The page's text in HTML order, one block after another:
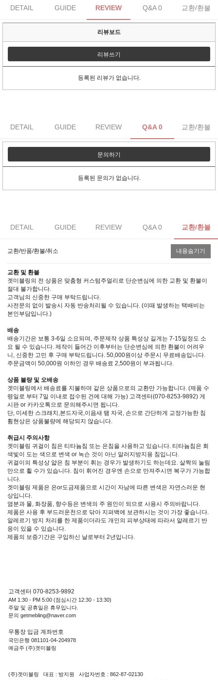
DETAIL GUIDE REVIEW Q&A 0 교환/환불
리뷰보드
리뷰쓰기
등록된 리뷰가 없습니다.
DETAIL GUIDE REVIEW Q&A 0 교환/환불
문의하기
등록된 문의가 없습니다.
DETAIL GUIDE REVIEW Q&A 0 교환/환불
교환/반품/환불/취소 내용숨기기
교환 및 환불
겟미블링의 전 상품은 맞춤형 커스텀주얼리로 단순변심에 의한 교환 및 환불이
절대 불가합니다.
고객님의 신중한 구매 부탁드립니다.
사전문의 없이 발송시 자동 반송처리될 수 있습니다. (이때 발생하는 택배비는
본인부담입니다.)
배송
배송기간은 보통 3-6일 소요되며, 주문제작 상품 특성상 길게는 7-15일정도 소
요 될 수 있습니다. 제작이 들어간 이후부터는 단순변심에 의한 환불이 어려우
니, 신중한 고민 후 구매 부탁드립니다. 50,000원이상 주문시 무료배송입니다.
주문금액이 50,000원 이하인 경우 배송료 2,500원이 부과됩니다.
상품 불량 및 오배송
겟미블링에서 배송료를 지불하며 같은 상품으로의 교환만 가능합니다. (제품 수
령일로 부터 7일 이내로 접수된 건에 대해 가능) 고객센터(070-8253-9892) 게
시판 or 카카오톡으로 문의해주시면 됩니다.
단, 미세한 스크래치,본드자국,이음새 땜 자국, 손으로 간단하게 교정가능한 침
휨현상은 상품불량에 해당되지 않습니다.
취급시 주의사항
겟미블링 귀걸이 침은 티타늄침 또는 은침을 사용하고 있습니다. 티타늄침은 회
색빛이 도는 색으로 변색 or 녹슨 것이 아닌 알러지방지용 침입니다.
귀걸이의 특성상 얇은 침 부분이 휘는 경우가 발생하기도 하는데요. 살짝의 눌림
만으로 휠 수가 있습니다. 침이 휘어진 경우엔 손으로 만져주시면 복구가 가능합
니다.
겟미블링 제품은 은or도금제품으로 시간이 자남에 따른 변색은 자연스러운 현
상입니다.
염분과 물, 화장품, 향수등은 변색의 주 원인이 되므로 사용시 주의바랍니다.
제품은 사용 후 부드러운천으로 닦아 지퍼백에 보관하시는 것이 가장 좋습니다.
알레르기 방지 처리를 한 제품이더라도 개인의 피부상태에 따라서 알레르기 반
응이 있을 수 있습니다.
제품의 보증기간은 구입하신 날로부터 2년입니다.
고객센터 070-8253-9892
AM 1:30 - PM 5:00 (점심시간 12:30 - 13:30)
주말 및 공휴일은 휴무입니다.
문의 getmebling@naver.com
무통장 입금 계좌번호
국민은행 081101-04-204978
예금주 (주)겟미블링
(주)겟미블링 대표 : 방지원 사업자번호 : 862-87-02130